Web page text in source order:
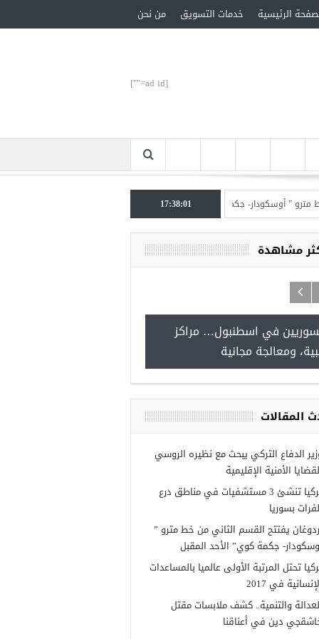
الرئيسية خدمات التسويق من نحن
[ad id=""]
” أوسكودار- جكمة كوي” الأحد المقبل
17:38:02
مشاهدة
في اسطنبول… مراكز
ومعالجة مجانية
المقالات
الدفاع التركي يبحث مع نظيره الروسي
الأمنية الإقليمية
تركيا تنشئ 3 مستشفيات في مناطق درع
بسوريا
يفتتح القسم الثاني من خط مترو ”
جكمة كوي” الأحد المقبل
تحتل المرتبة الأولى عالميا بالمساعدات
في 2017
والتنمية.. كشف ملابسات مقتل
دين في أعناقنا